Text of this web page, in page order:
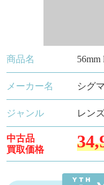
商品名
メーカー名 シグマ
ジャンル レン
中古品
買取価格